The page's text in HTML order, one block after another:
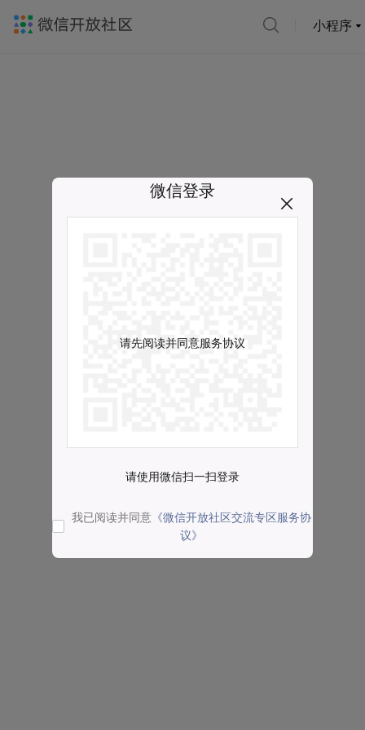
小程序
微信登录
请先阅读并同意服务协议
请使用微信扫一扫登录
我已阅读并同意 《微信开放社区交流专区服务协
议》